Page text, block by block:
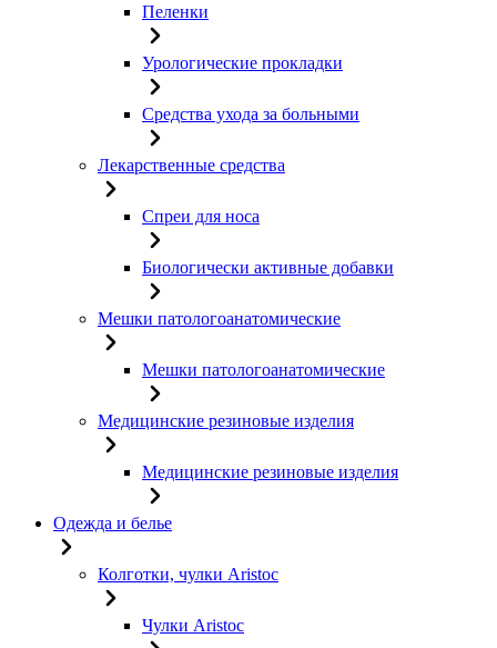
Пеленки
Урологические прокладки
Средства ухода за больными
Лекарственные средства
Спреи для носа
Биологически активные добавки
Мешки патологоанатомические
Мешки патологоанатомические
Медицинские резиновые изделия
Медицинские резиновые изделия
Одежда и белье
Колготки, чулки Aristoc
Чулки Aristoc